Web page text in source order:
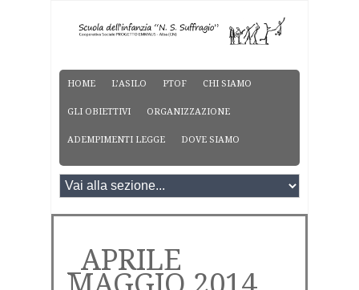
HOME L’ASILO PTOF CHI SIAMO
GLI OBIETTIVI ORGANIZZAZIONE
ADEMPIMENTI LEGGE DOVE SIAMO
_APRILE